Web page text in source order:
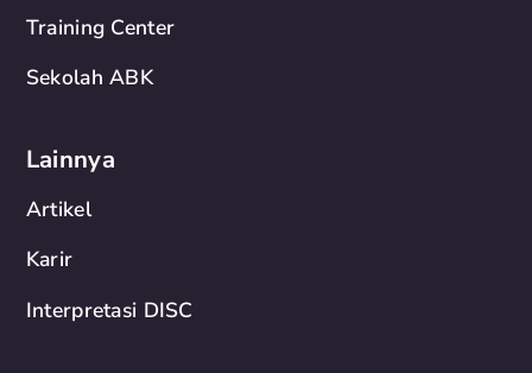
Training Center
Sekolah ABK
Lainnya
Artikel
Karir
Interpretasi DISC